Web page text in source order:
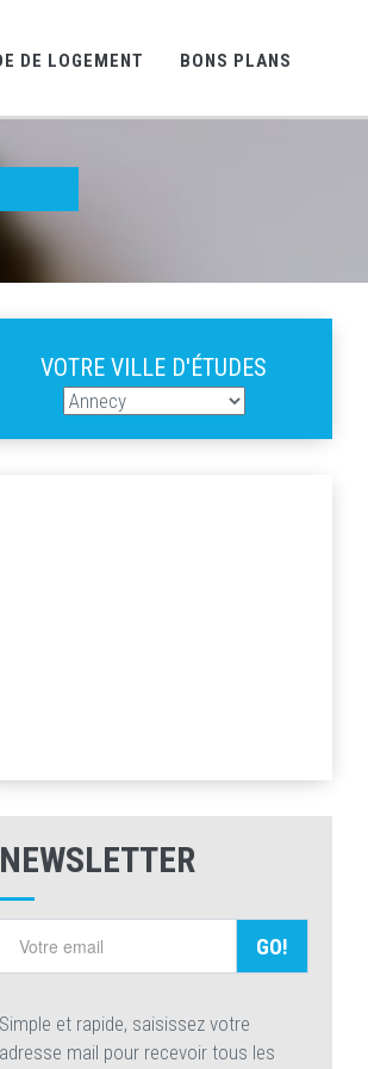
DE LOGEMENT BONS PLANS
VOTRE VILLE D'ÉTUDES
NEWSLETTER
GO!
Simple et rapide, saisissez votre
adresse mail pour recevoir tous les